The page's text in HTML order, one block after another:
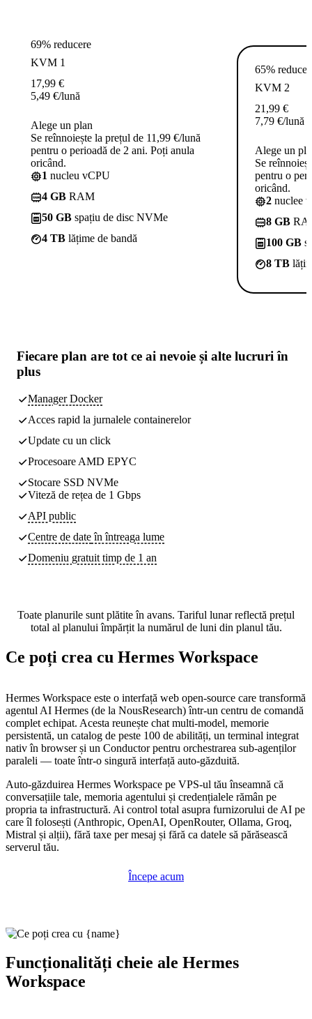
69% reducere
KVM 1
17,99 €
5,49 €/lună
Alege un plan
Se reînnoiește la prețul de 11,99 €/lună
pentru o perioadă de 2 ani. Poți anula
oricând.
1 nucleu vCPU
4 GB RAM
50 GB spațiu de disc NVMe
4 TB lățime de bandă
65%
KVM 2
21,99 €
7,79 €/lună
Alege un
Se
pentru o
oricând.
2 nuclee
8 GB
100 GB
8 TB
Fiecare plan are tot ce ai nevoie și alte lucruri în
plus
Manager Docker
Acces rapid la jurnalele containerelor
Update cu un click
Procesoare AMD EPYC
Stocare SSD NVMe
Viteză de rețea de 1 Gbps
API public
Centre de dateîn întreaga lume
Domeniu gratuit timp de 1 an
Toate planurile sunt plătite în avans. Tariful lunar reflectă prețul
total al planului împărțit la numărul de luni din planul tău.
Ce poți crea cu Hermes Workspace
Hermes Workspace este o interfață web open-source care transformă
agentul AI Hermes (de la NousResearch) într-un centru de comandă
complet echipat. Acesta reunește chat multi-model, memorie
persistentă, un catalog de peste 100 de abilități, un terminal integrat
nativ în browser și un Conductor pentru orchestrarea sub-agenților
paraleli — toate într-o singură interfață auto-găzduită.
Auto-găzduirea Hermes Workspace pe VPS-ul tău înseamnă că
conversațiile tale, memoria agentului și credențialele rămân pe
propria ta infrastructură. Ai control total asupra furnizorului de AI pe
care îl folosești (Anthropic, OpenAI, OpenRouter, Ollama, Groq,
Mistral și alții), fără taxe per mesaj și fără ca datele să părăsească
serverul tău.
Începe acum
Funcționalități cheie ale Hermes
Workspace